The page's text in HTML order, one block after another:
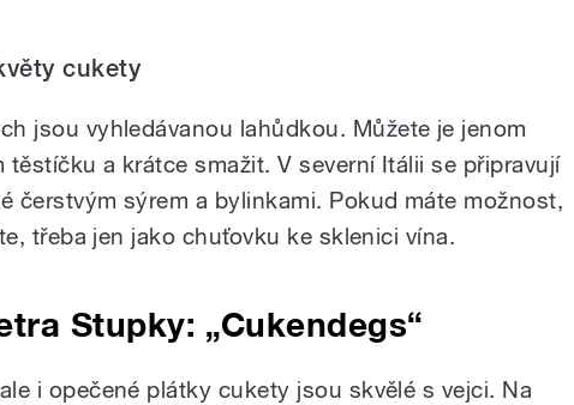
cukety
jsou vyhledávanou lahůdkou. Můžete je jenom
těstíčku a krátce smažit. V severní Itálii se připravují
čerstvým sýrem a bylinkami. Pokud máte možnost,
třeba jen jako chuťovku ke sklenici vína.
Stupky: „Cukendegs“
i opečené plátky cukety jsou skvělé s vejci. Na